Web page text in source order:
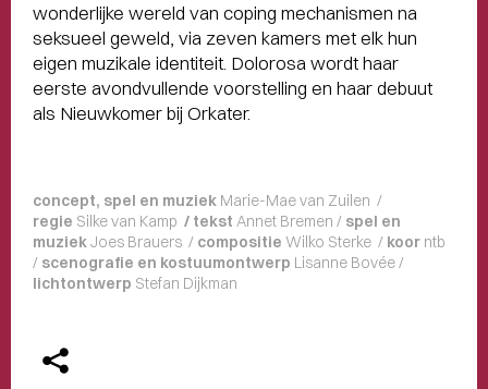
wonderlijke wereld van coping mechanismen na
seksueel geweld, via zeven kamers met elk hun
eigen muzikale identiteit. Dolorosa wordt haar
eerste avondvullende voorstelling en haar debuut
als Nieuwkomer bij Orkater.
concept, spel en muziek Marie-Mae van Zuilen /
regie Silke van Kamp / tekst Annet Bremen / spel en
muziekJoes Brauers / compositie Wilko Sterke / koor ntb
/ scenografie en kostuumontwerp Lisanne Bovée /
lichtontwerp Stefan Dijkman